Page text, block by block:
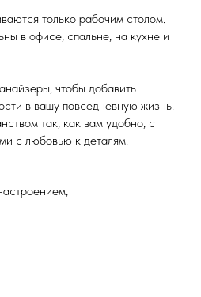
только рабочим столом.
в офисе, спальне, на кухне и
чтобы добавить
в вашу повседневную жизнь.
так, как вам удобно, с
с любовью к деталям.